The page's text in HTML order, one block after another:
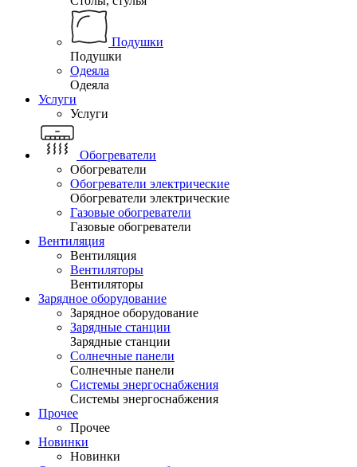
Подушки
Подушки
Одеяла
Одеяла
Услуги
Услуги
Обогреватели
Обогреватели
Обогреватели электрические
Обогреватели электрические
Газовые обогреватели
Газовые обогреватели
Вентиляция
Вентиляция
Вентиляторы
Вентиляторы
Зарядное оборудование
Зарядное оборудование
Зарядные станции
Зарядные станции
Солнечные панели
Солнечные панели
Системы энергоснабжения
Системы энергоснабжения
Прочее
Прочее
Новинки
Новинки